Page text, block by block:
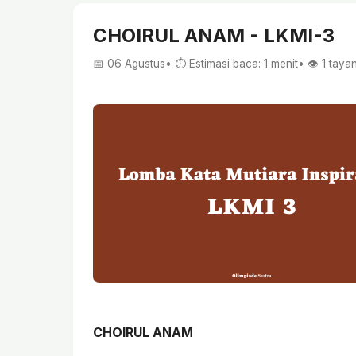
CHOIRUL ANAM - LKMI-3
📅 06 Agustus• ⏱ Estimasi baca: 1 menit• 👁️ 1
CHOIRUL ANAM